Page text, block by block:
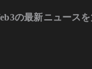
の最新ニュース